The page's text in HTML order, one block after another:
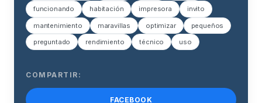
funcionando habitación impresora invito
mantenimiento maravillas optimizar pequeños
preguntado rendimiento técnico uso
COMPARTIR:
FACEBOOK